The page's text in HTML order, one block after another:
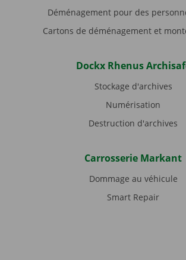
Déménagement pour des
Cartons de déménagement et
Dockx Rhenus
Stockage d'archives
Numérisation
Destruction d'archives
Carrosserie Markant
Dommage au véhicule
Smart Repair